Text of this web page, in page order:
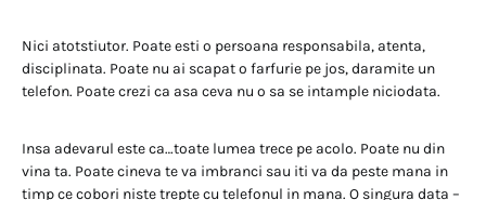
Nici atotstiutor. Poate esti o persoana responsabila, atenta,
disciplinata. Poate nu ai scapat o farfurie pe jos, daramite un
telefon. Poate crezi ca asa ceva nu o sa se intample niciodata.
Insa adevarul este ca…toate lumea trece pe acolo. Poate nu din
vina ta. Poate cineva te va imbranci sau iti va da peste mana in
timp ce cobori niste trepte cu telefonul in mana. O singura data –